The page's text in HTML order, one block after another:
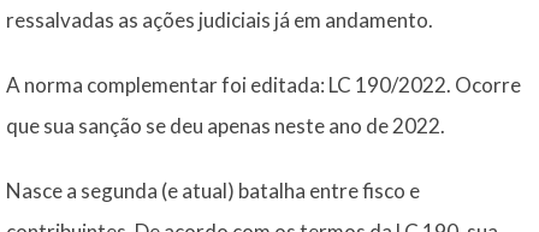
ressalvadas as ações judiciais já em andamento.
A norma complementar foi editada: LC 190/2022. Ocorre
que sua sanção se deu apenas neste ano de 2022.
Nasce a segunda (e atual) batalha entre fisco e